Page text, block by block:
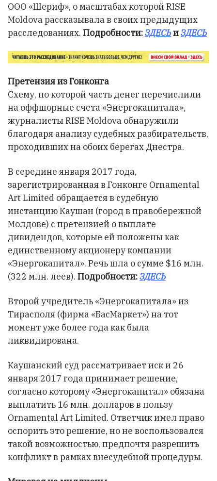
ООО «Шериф», о масштабах которой RISE
Moldova рассказывала в своих предыдущих
расследованиях. Подробности:ЗДЕСЬиЗДЕСЬ
Претензия из Гонконга
Схему, по которой часть денег перечислили
на оффшорные счета «Энергокапитала»,
журналисты RISE Moldova обнаружили
благодаря анализу судебных разбирательств,
проходивших на обоих берегах Днестра.
В середине января 2017 года,
зарегистрированная в Гонконге Ornamental
Art Limited обращается в судебную
инстанцию Каушан (город в правобережной
Молдове) с претензией о выплате
дивидендов, которые ей положены как
единственному акционеру компании
«Энергокапитал». Речь шла о сумме $16 млн.
(322 млн. леев). Подробности:ЗДЕСЬ
Второй учредитель «Энергокапитала» из
Тирасполя (фирма «БасМаркет») на тот
момент уже более года как была
ликвидирована.
Каушанский суд рассматривает иск и 26
января 2017 года принимает решение,
согласно которому «Энергокапитал» обязана
выплатить 16 млн. долларов в пользу
Ornamental Art Limited. Ответчик имел право
оспорить это решение, но не воспользовался
такой возможностью, предпочтя разрешить
конфликт в рамках внесудебной процедуры.